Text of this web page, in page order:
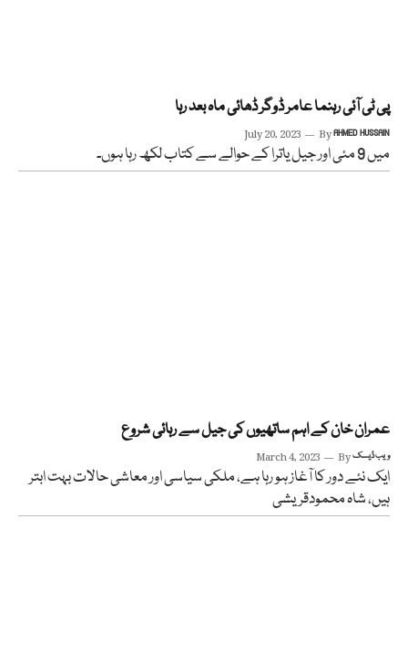
پی ٹی آئی رہنما عامر ڈوگر ڈھائی ماہ بعد رہا
July 20, 2023 ByAHMED HUSSAIN
میں 9 مئی اور جیل یاترا کے حوالے سے کتاب لکھ رہا ہوں۔
عمران خان کے اہم ساتھیوں کی جیل سے رہائی شروع
March 4, 2023 Byویب ڈیسک
ایک نئے دور کا آغاز ہو رہا ہے، ملکی سیاسی اور معاشی حالات بہت ابتر
ہیں، شاہ محمودقریشی